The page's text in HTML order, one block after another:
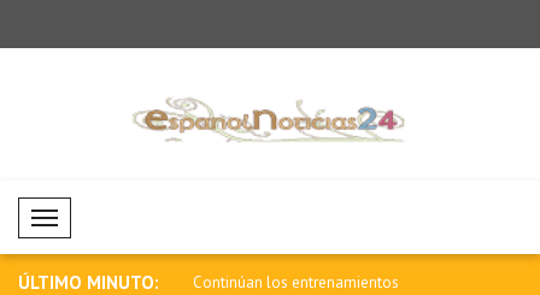
Mobil Menü
ÚLTIMO MINUTO:
entrenamientos Daniel Klein Group recibió en Estambul